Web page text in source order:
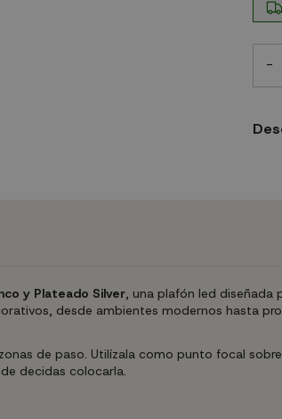
-
y Plateado Silver, una plafón led diseñada
desde ambientes modernos hasta
de paso. Utilízala como punto focal
decidas colocarla.